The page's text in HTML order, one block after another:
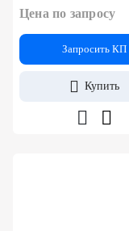
Цена по запросу
Запросить КП
Купить